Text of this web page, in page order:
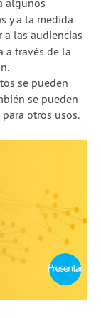
algunos
y a la medida
a las audiencias
a través de la
se pueden
se pueden
otros usos.